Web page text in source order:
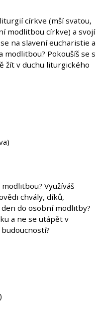
církve (mší svatou,
modlitbou církve) a svojí
na slavení eucharistie a
modlitbou? Pokoušíš se s
žít v duchu liturgického
Využíváš
chvály, díků,
do osobní modlitby?
a ne se utápět v